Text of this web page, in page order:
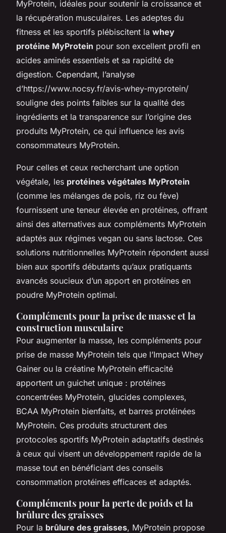
MyProtein, idéales pour soutenir la croissance et
la récupération musculaires. Les adeptes du
fitness et les sportifs plébiscitent la whey
protéine MyProtein pour son excellent profil en
acides aminés essentiels et sa rapidité de
digestion. Cependant, l’analyse
d’https://www.nocsy.fr/avis-whey-myprotein/
souligne des points faibles sur la qualité des
ingrédients et la transparence sur l’origine des
produits MyProtein, ce qui influence les avis
consommateurs MyProtein.
Pour celles et ceux recherchant une option
végétale, les protéines végétales MyProtein
(comme les mélanges de pois, riz ou fève)
fournissent une teneur élevée en protéines, offrant
ainsi des alternatives aux compléments MyProtein
adaptés aux régimes vegan ou sans lactose. Ces
solutions nutritionnelles MyProtein répondent aussi
bien aux sportifs débutants qu’aux pratiquants
avancés soucieux d’un apport en protéines en
poudre MyProtein optimal.
Compléments pour la prise de masse et la
construction musculaire
Pour augmenter la masse, les compléments pour
prise de masse MyProtein tels que l’Impact Whey
Gainer ou la créatine MyProtein efficacité
apportent un guichet unique : protéines
concentrées MyProtein, glucides complexes,
BCAA MyProtein bienfaits, et barres protéinées
MyProtein. Ces produits structurent des
protocoles sportifs MyProtein adaptatifs destinés
à ceux qui visent un développement rapide de la
masse tout en bénéficiant des conseils
consommation protéines efficaces et adaptés.
Compléments pour la perte de poids et la
brûlure des graisses
Pour la brûlure des graisses, MyProtein propose